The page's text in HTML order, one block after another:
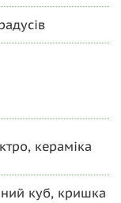
кераміка
куб, кришка